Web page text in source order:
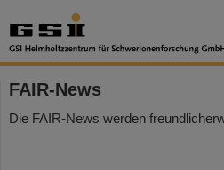
FAIR-News
Die FAIR-News werden